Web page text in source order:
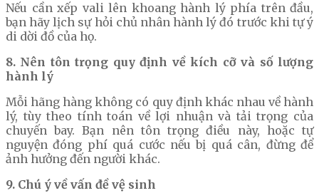
Nếu cần xếp vali lên khoang hành lý phía trên đầu,
bạn hãy lịch sự hỏi chủ nhân hành lý đó trước khi tự ý
di dời đồ của họ.
8. Nên tôn trọng quy định về kích cỡ và số lượng
hành lý
Mỗi hãng hàng không có quy định khác nhau về hành
lý, tùy theo tính toán về lợi nhuận và tải trọng của
chuyến bay. Bạn nên tôn trọng điều này, hoặc tự
nguyện đóng phí quá cước nếu bị quá cân, đừng để
ảnh hưởng đến người khác.
9. Chú ý về vấn đề vệ sinh